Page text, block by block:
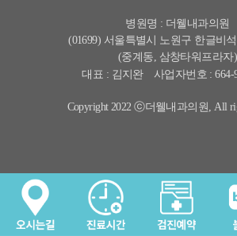
병원명 : 더웰내과의원
(01699) 서울특별시 노원구 한글비
(중계동, 삼창타워프라자)
대표 : 김지완
사업자번호 : 664-
Copyright 2022 ⓒ더웰내과의원, All